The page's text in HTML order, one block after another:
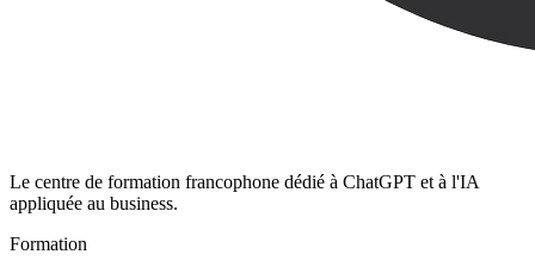
Le centre de formation francophone dédié à ChatGPT et à l'IA
appliquée au business.
Formation